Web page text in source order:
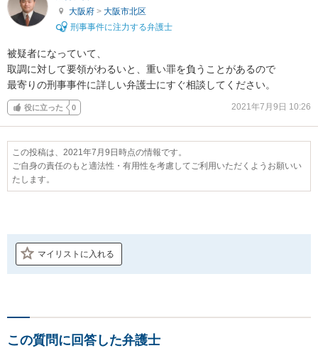
大阪府 > 大阪市北区
刑事事件に注力する弁護士
被疑者になっていて、
取調に対して要領がわるいと、重い罪を負うことがあるので
最寄りの刑事事件に詳しい弁護士にすぐ相談してください。
役に立った 0 2021年7月9日 10:26
この投稿は、2021年7月9日時点の情報です。
ご自身の責任のもと適法性・有用性を考慮してご利用いただくようお願いい
たします。
マイリストに入れる
この質問に回答した弁護士